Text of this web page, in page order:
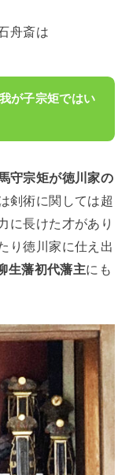
舟斎は
が子宗矩ではい
守宗矩が徳川家の
剣術に関しては超
に長けた才があり
り徳川家に仕え出
生藩初代藩主にも